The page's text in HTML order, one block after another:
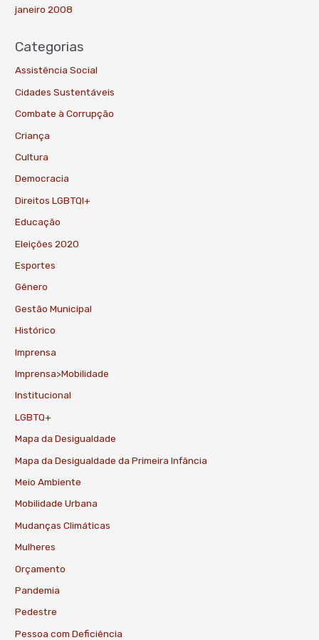
janeiro 2008
Categorias
Assistência Social
Cidades Sustentáveis
Combate à Corrupção
Criança
Cultura
Democracia
Direitos LGBTQI+
Educação
Eleições 2020
Esportes
Gênero
Gestão Municipal
Histórico
Imprensa
Imprensa>Mobilidade
Institucional
LGBTQ+
Mapa da Desigualdade
Mapa da Desigualdade da Primeira Infância
Meio Ambiente
Mobilidade Urbana
Mudanças Climáticas
Mulheres
Orçamento
Pandemia
Pedestre
Pessoa com Deficiência